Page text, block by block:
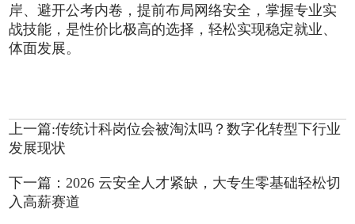
岸、避开公考内卷，提前布局网络安全，掌握专业实
战技能，是性价比极高的选择，轻松实现稳定就业、
体面发展。
上一篇:传统计科岗位会被淘汰吗？数字化转型下行业
发展现状
下一篇：2026 云安全人才紧缺，大专生零基础轻松切
入高薪赛道